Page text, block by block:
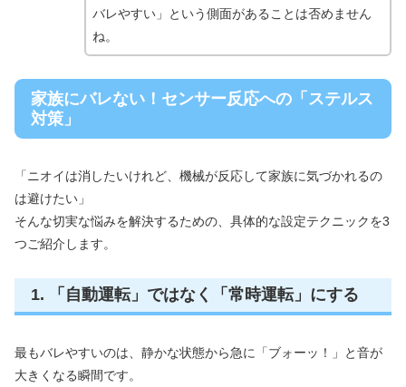
バレやすい」という側面があることは否めません
ね。
家族にバレない！センサー反応への「ステルス
対策」
「ニオイは消したいけれど、機械が反応して家族に気づかれるの
は避けたい」
そんな切実な悩みを解決するための、具体的な設定テクニックを3
つご紹介します。
1. 「自動運転」ではなく「常時運転」にする
最もバレやすいのは、静かな状態から急に「ブォーッ！」と音が
大きくなる瞬間です。